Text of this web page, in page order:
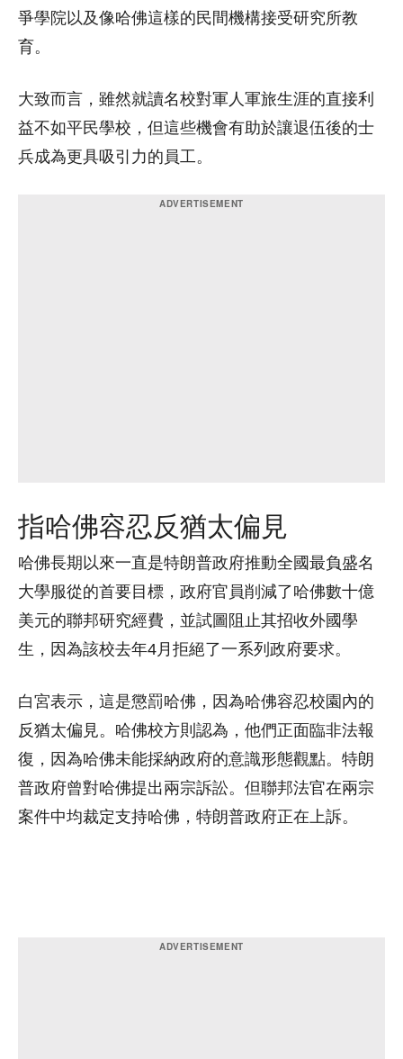
爭學院以及像哈佛這樣的民間機構接受研究所教
育。
大致而言，雖然就讀名校對軍人軍旅生涯的直接利
益不如平民學校，但這些機會有助於讓退伍後的士
兵成為更具吸引力的員工。
指哈佛容忍反猶太偏見
哈佛長期以來一直是特朗普政府推動全國最負盛名
大學服從的首要目標，政府官員削減了哈佛數十億
美元的聯邦研究經費，並試圖阻止其招收外國學
生，因為該校去年4月拒絕了一系列政府要求。
白宮表示，這是懲罰哈佛，因為哈佛容忍校園內的
反猶太偏見。哈佛校方則認為，他們正面臨非法報
復，因為哈佛未能採納政府的意識形態觀點。特朗
普政府曾對哈佛提出兩宗訴訟。但聯邦法官在兩宗
案件中均裁定支持哈佛，特朗普政府正在上訴。